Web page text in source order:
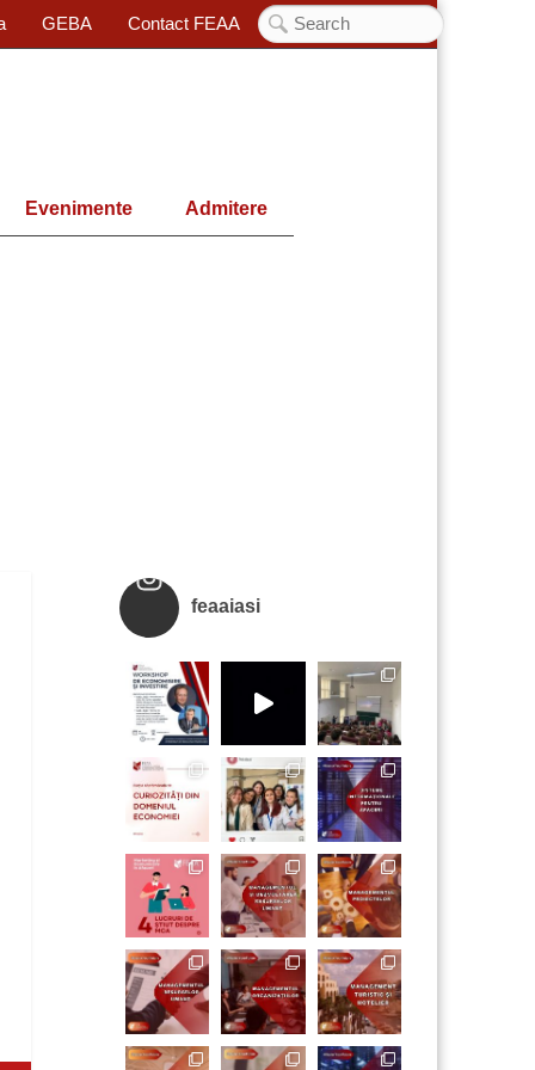
GEBA Contact FEAA
Evenimente Admitere
feaaiasi